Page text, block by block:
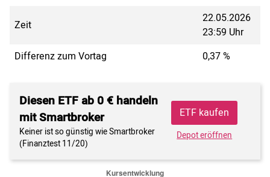
Zeit
22.05.2026
23:59 Uhr
Differenz zum Vortag
0,37 %
Diesen ETF ab 0 € handeln
mit Smartbroker
Keiner ist so günstig wie Smartbroker
(Finanztest 11/20)
ETF kaufen
Depot eröffnen